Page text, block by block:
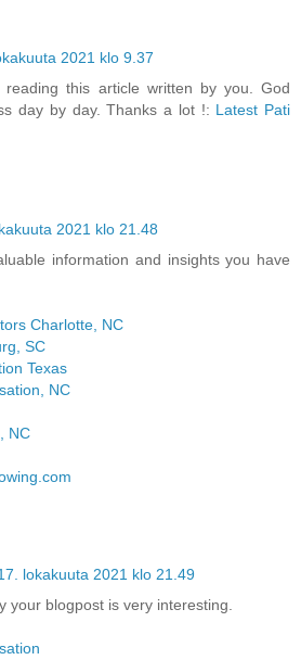
2021 klo 9.37
reading this article written by you. God
day by day. Thanks a lot !: Latest Pati
2021 klo 21.48
information and insights you have
Charlotte, NC
SC
Texas
NC
NC
lokakuuta 2021 klo 21.49
your blogpost is very interesting.